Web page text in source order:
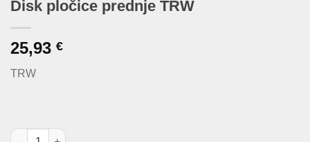
Disk pločice prednje TRW
25,93 €
TRW
Disk pločice prednje TRW količina